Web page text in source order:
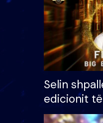
Selin
edicionit
Brother